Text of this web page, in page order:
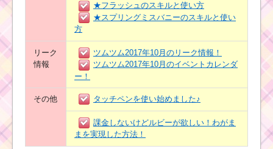
★フラッシュのスキルと使い方
★スプリングミスバニーのスキルと使い
方
リーク
情報
ツムツム2017年10月のリーク情報！
ツムツム2017年10月のイベントカレンダ
ー！
その他 タッチペンを使い始めました♪
課金しないけどルビーが欲しい！わがま
まを実現した方法！